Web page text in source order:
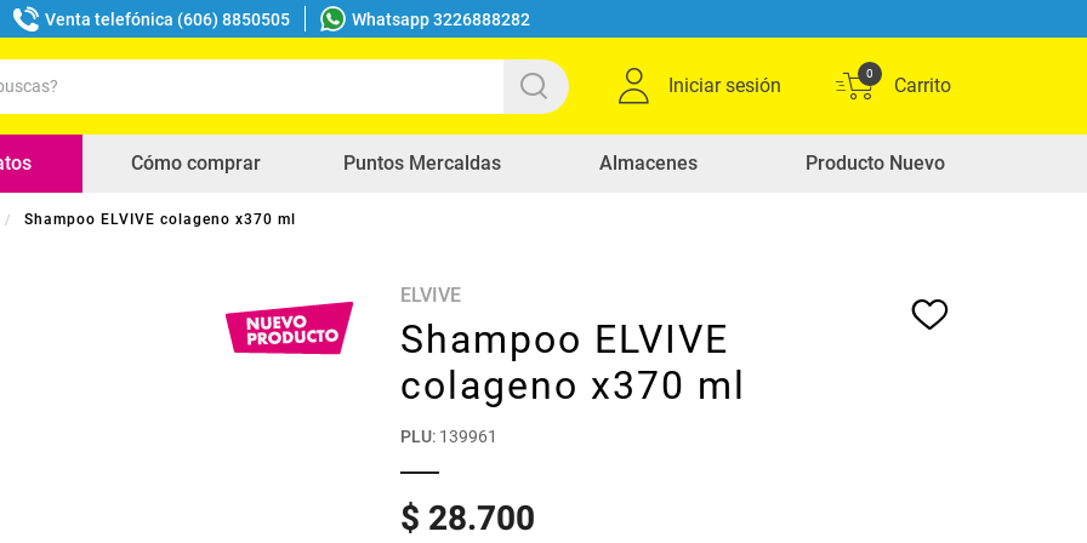
Venta telefónica (606) 8850505 Whatsapp 3226888282
Iniciar sesión
0
Cómo comprar Puntos Mercaldas Almacenes Producto Nuevo
Shampoo ELVIVE colageno x370 ml
ELVIVE
Shampoo ELVIVE
colageno x370 ml
PLU: 139961
$ 28.700
buscados